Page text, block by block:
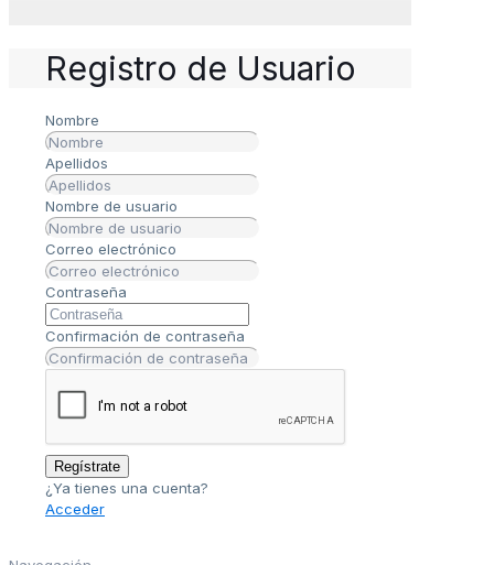
Registro de Usuario
Nombre
Apellidos
Nombre de usuario
Correo electrónico
Contraseña
Confirmación de contraseña
Regístrate
¿Ya tienes una cuenta?
Acceder